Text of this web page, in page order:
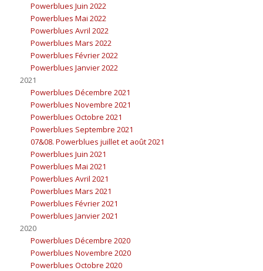
Powerblues Juin 2022
Powerblues Mai 2022
Powerblues Avril 2022
Powerblues Mars 2022
Powerblues Février 2022
Powerblues Janvier 2022
2021
Powerblues Décembre 2021
Powerblues Novembre 2021
Powerblues Octobre 2021
Powerblues Septembre 2021
07&08. Powerblues juillet et août 2021
Powerblues Juin 2021
Powerblues Mai 2021
Powerblues Avril 2021
Powerblues Mars 2021
Powerblues Février 2021
Powerblues Janvier 2021
2020
Powerblues Décembre 2020
Powerblues Novembre 2020
Powerblues Octobre 2020